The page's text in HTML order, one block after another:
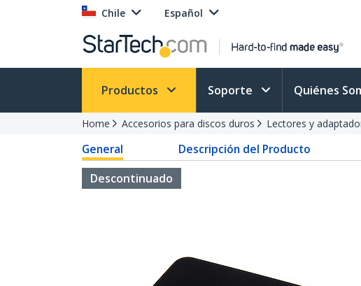
Chile Español
Productos Soporte Quiénes
Home Accesorios para discos duros Lectores y
General Descripción del Producto
Descontinuado